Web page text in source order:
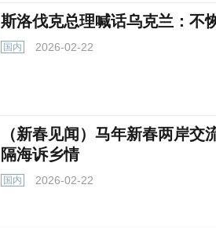
斯洛伐克总理喊话乌克兰：不
国内 2026-02-22
（新春见闻）马年新春两岸交
隔海诉乡情
国内 2026-02-22